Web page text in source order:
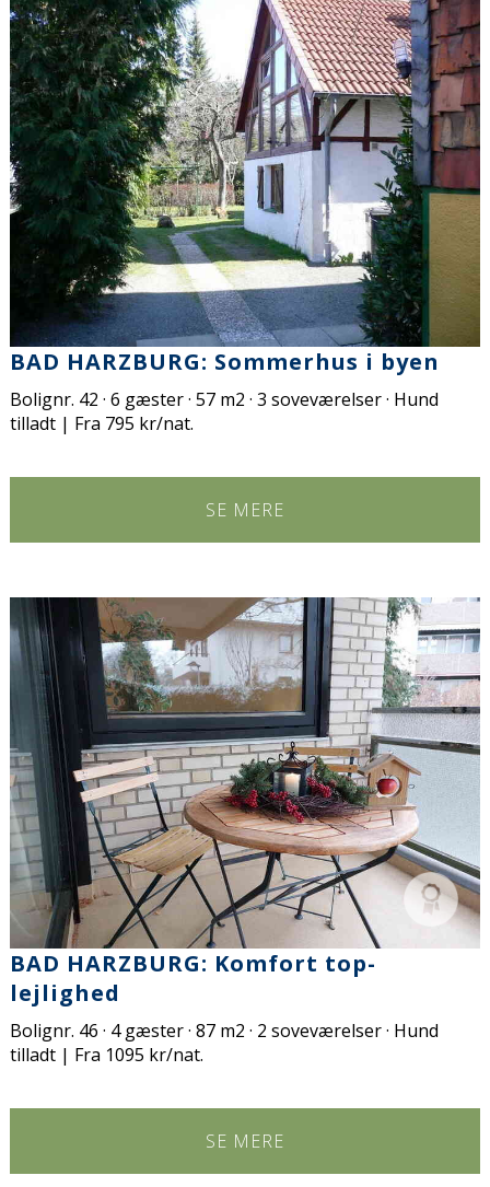
BAD HARZBURG: Sommerhus i byen
Bolignr. 42 · 6 gæster · 57 m2 · 3 soveværelser · Hund
tilladt | Fra 795 kr/nat.
SE MERE
BAD HARZBURG: Komfort top-
lejlighed
Bolignr. 46 · 4 gæster · 87 m2 · 2 soveværelser · Hund
tilladt | Fra 1095 kr/nat.
SE MERE